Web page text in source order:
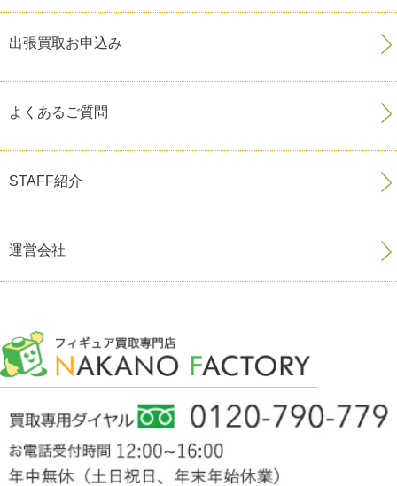
出張買取お申込み
よくあるご質問
STAFF紹介
運営会社